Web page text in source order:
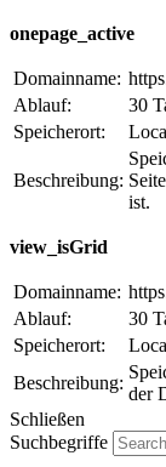
onepage_active
Domainname:
Ablauf:
30
Speicherort:
Beschreibung:
ist.
view_isGrid
Domainname:
Ablauf:
30
Speicherort:
Beschreibung:
der
Schließen
Suchbegriffe